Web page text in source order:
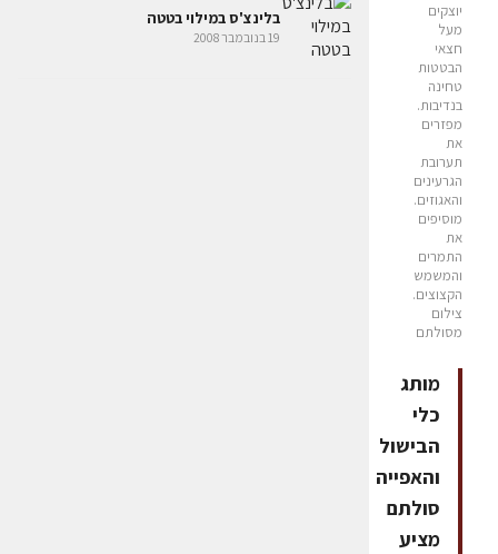
יוצקים
מעל
חצאי
הבטטות
טחינה
בנדיבות.
מפזרים
את
תערובת
הגרעינים
והאגוזים.
מוסיפים
את
התמרים
והמשמש
הקצוצים.
צילום
מסולתם
מותג
כלי
הבישול
והאפייה
סולתם
מציע
בלינצ'ס במילוי בטטה
19 בנובמבר 2008